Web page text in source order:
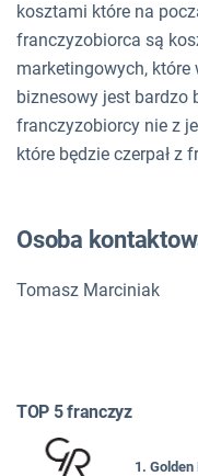
kosztami które na
franczyzobiorca są
marketingowych, które
biznesowy jest bardzo
franczyzobiorcy nie z
które będzie czerpał z
Osoba
Tomasz Marciniak
TOP 5 franczyz
1. Golden